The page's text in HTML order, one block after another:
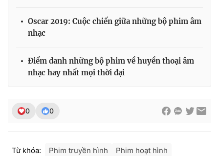
Oscar 2019: Cuộc chiến giữa những bộ phim âm
nhạc
Điểm danh những bộ phim về huyền thoại âm
nhạc hay nhất mọi thời đại
0 0
Từ khóa: Phim truyền hình
Phim hoạt hình